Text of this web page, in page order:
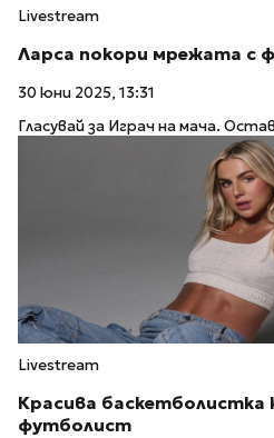
Livestream
Ларса покори мрежата с
30 юни 2025, 13:31
Гласувай за Играч на мача.
Livestream
Красива баскетболистка
футболист